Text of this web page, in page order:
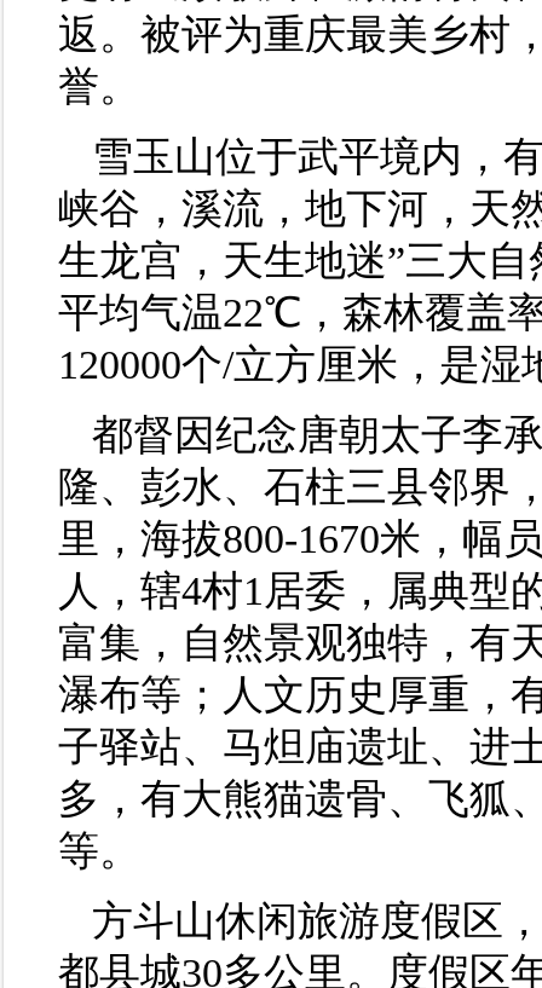
返。被评为重庆最美乡村
誉。
雪玉山位于武平境内，
峡谷，溪流，地下河，天
生龙宫，天生地迷”三大
平均气温22℃，森林覆盖
120000个/立方厘米，是
都督因纪念唐朝太子李
隆、彭水、石柱三县邻界
里，海拔800-1670米，幅
人，辖4村1居委，属典型
富集，自然景观独特，有
瀑布等；人文历史厚重，
子驿站、马炟庙遗址、进
多，有大熊猫遗骨、飞狐
等。
方斗山休闲旅游度假区
都县城30多公里。度假区